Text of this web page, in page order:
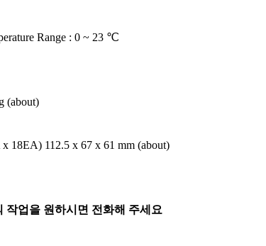
Range : 0 ~ 23 ℃
(about)
x 18EA) 112.5 x 67 x 61 mm (about)
작업을 원하시면 전화해 주세요